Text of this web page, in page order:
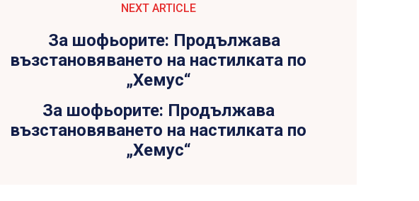
NEXT ARTICLE
За шофьорите: Продължава
възстановяването на настилката по
„Хемус“